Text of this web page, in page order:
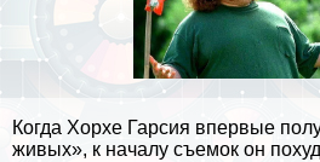
Когда Хорхе Гарсия впервые
живых», к началу съемок он